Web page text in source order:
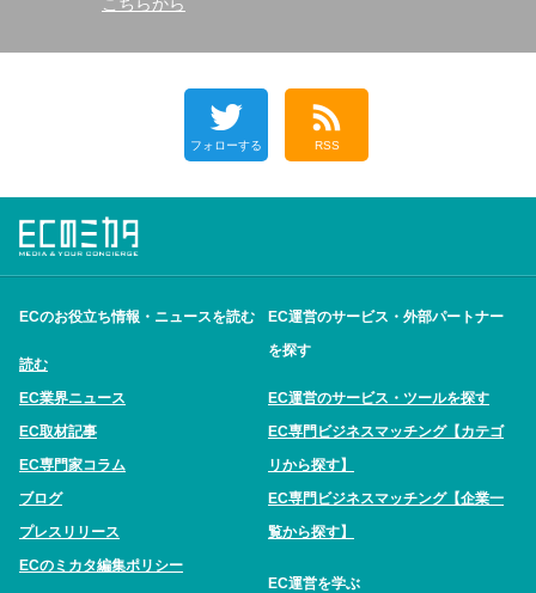
フォローする RSS
ECのお役立ち情報・ニュースを読む
読む
EC業界ニュース
EC取材記事
EC専門家コラム
ブログ
プレスリリース
ECのミカタ編集ポリシー
EC運営のサービス・外部パートナー
を探す
EC運営のサービス・ツールを探す
EC専門ビジネスマッチング【カテゴ
リから探す】
EC専門ビジネスマッチング【企業一
覧から探す】
EC運営を学ぶ